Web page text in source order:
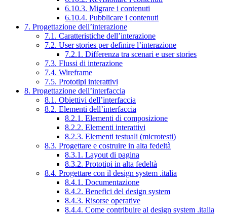
6.10.3. Migrare i contenuti
6.10.4. Pubblicare i contenuti
7. Progettazione dell’interazione
7.1. Caratteristiche dell’interazione
7.2. User stories per definire l’interazione
7.2.1. Differenza tra scenari e user stories
7.3. Flussi di interazione
7.4. Wireframe
7.5. Prototipi interattivi
8. Progettazione dell’interfaccia
8.1. Obiettivi dell’interfaccia
8.2. Elementi dell’interfaccia
8.2.1. Elementi di composizione
8.2.2. Elementi interattivi
8.2.3. Elementi testuali (microtesti)
8.3. Progettare e costruire in alta fedeltà
8.3.1. Layout di pagina
8.3.2. Prototipi in alta fedeltà
8.4. Progettare con il design system .italia
8.4.1. Documentazione
8.4.2. Benefici del design system
8.4.3. Risorse operative
8.4.4. Come contribuire al design system .italia